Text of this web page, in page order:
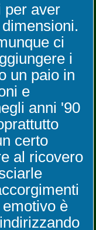
per aver
ci
i
un paio in
e
anni '90
certo
al ricovero
è